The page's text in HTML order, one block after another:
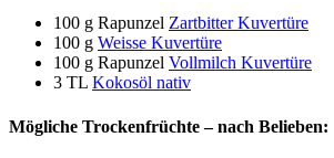
100 g Rapunzel Zartbitter Kuvertüre
100 g Weisse Kuvertüre
100 g Rapunzel Vollmilch Kuvertüre
3 TL Kokosöl nativ
Mögliche Trockenfrüchte – nach Belieben: